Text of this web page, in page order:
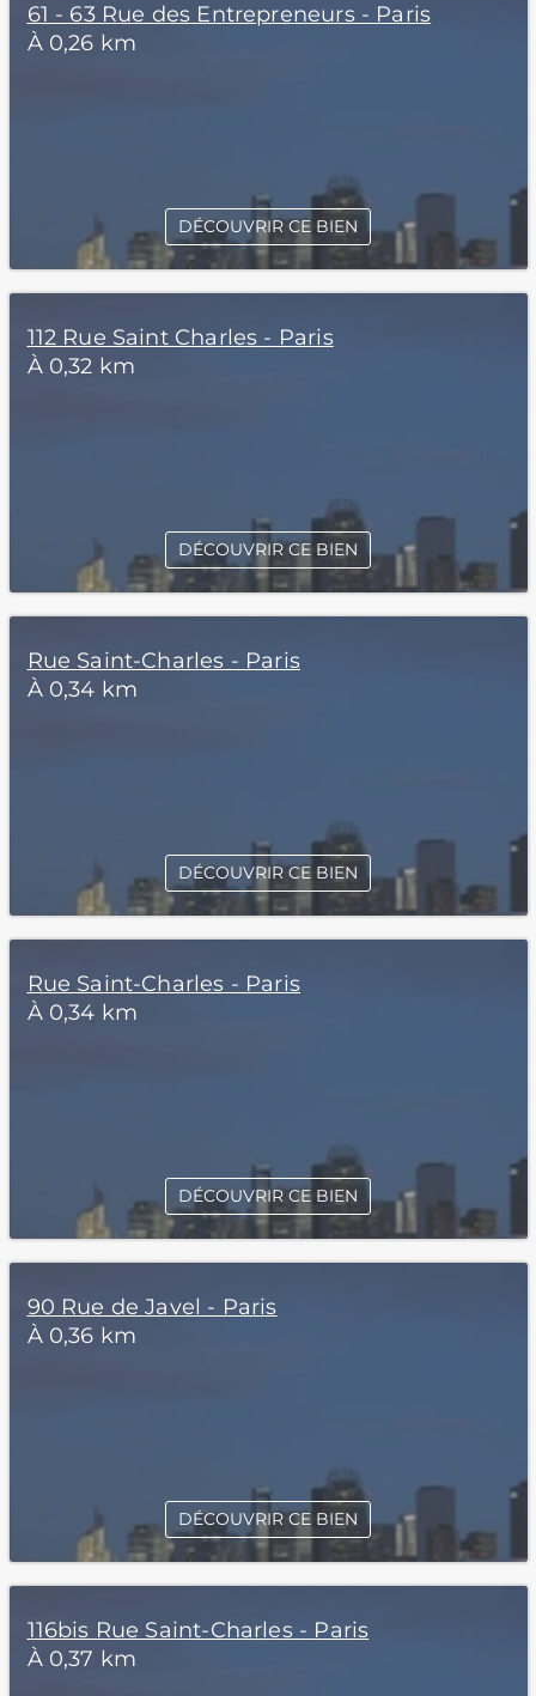
61 - 63 Rue des Entrepreneurs - Paris
À 0,26 km
DÉCOUVRIR CE BIEN
112 Rue Saint Charles - Paris
À 0,32 km
DÉCOUVRIR CE BIEN
Rue Saint-Charles - Paris
À 0,34 km
DÉCOUVRIR CE BIEN
Rue Saint-Charles - Paris
À 0,34 km
DÉCOUVRIR CE BIEN
90 Rue de Javel - Paris
À 0,36 km
DÉCOUVRIR CE BIEN
116bis Rue Saint-Charles - Paris
À 0,37 km